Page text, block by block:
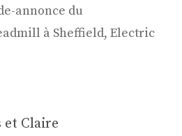
annonce du
à Sheffield, Electric
et Claire